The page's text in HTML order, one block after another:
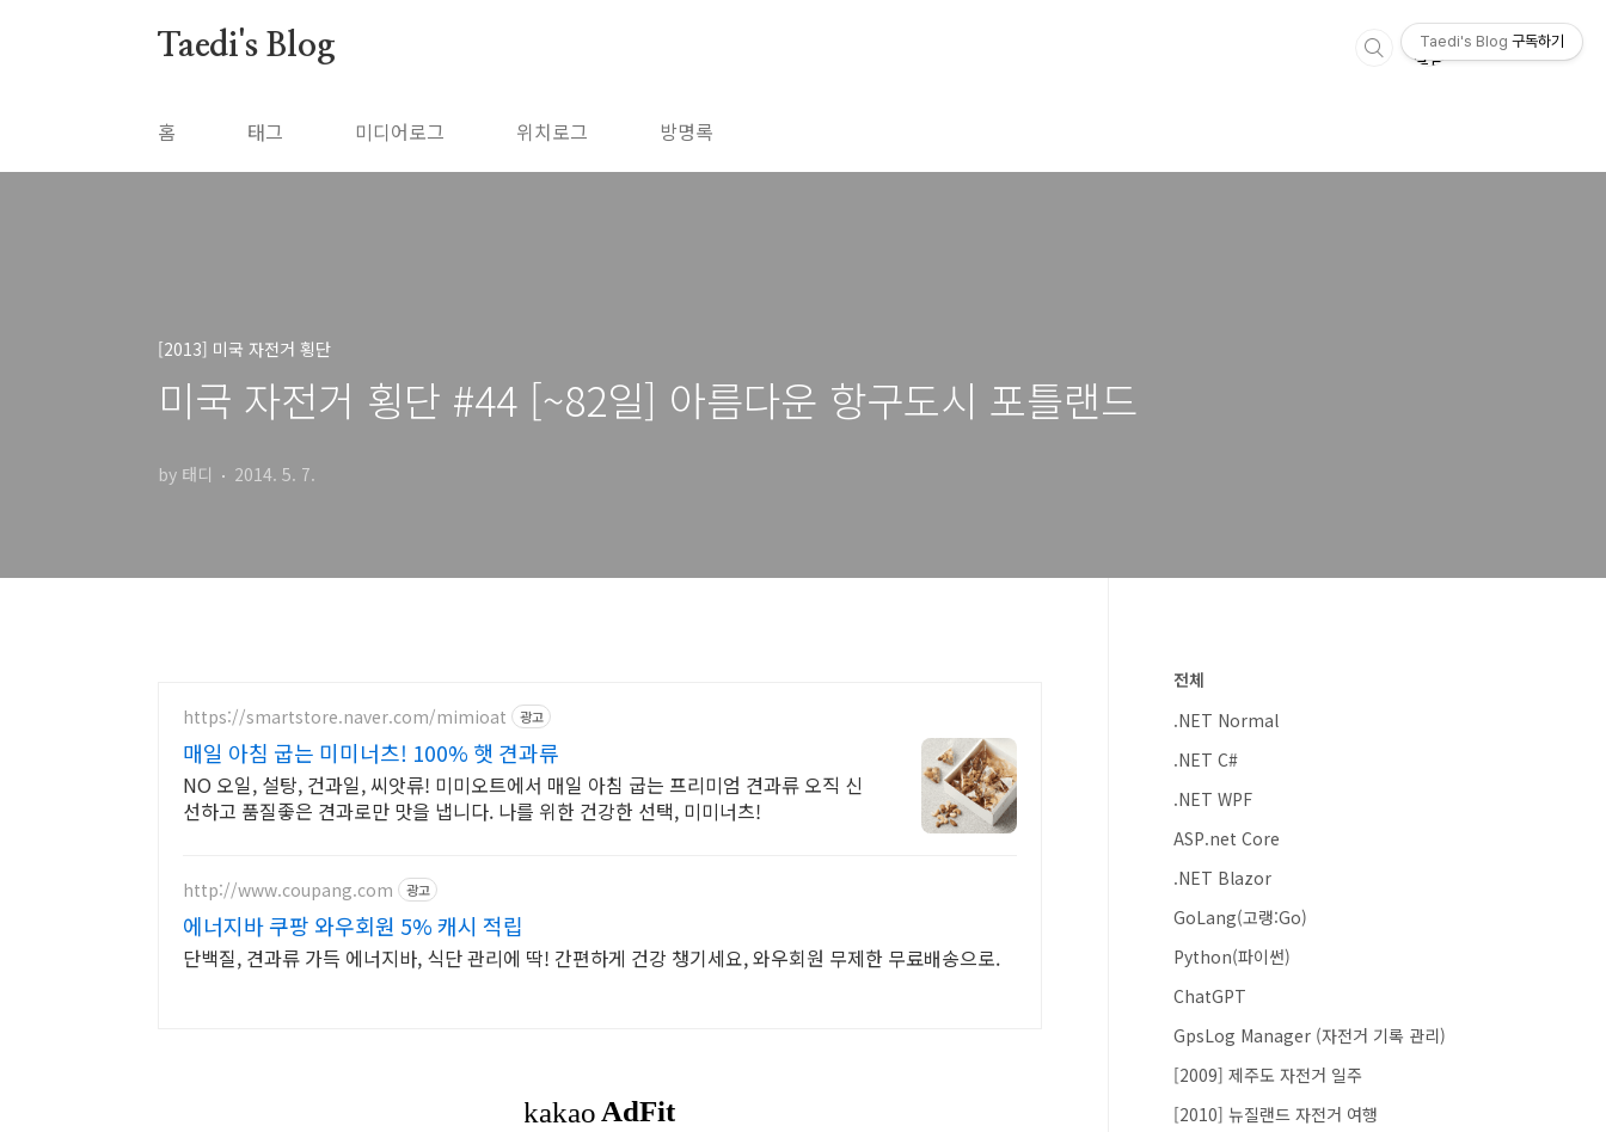
Taedi's Blog
홈 태그 미디어로그 위치로그 방명록
[2013] 미국 자전거 횡단
미국 자전거 횡단 #44 [~82일] 아름다운 항구도시 포틀랜드
by 태디 2014. 5. 7.
https://smartstore.naver.com/mimioat 광고
매일 아침 굽는 미미너츠! 100% 햇 견과류
NO 오일, 설탕, 건과일, 씨앗류! 미미오트에서 매일 아침 굽는 프리미엄 견과류 오직 신
선하고 품질좋은 견과로만 맛을 냅니다. 나를 위한 건강한 선택, 미미너츠!
http://www.coupang.com 광고
에너지바 쿠팡 와우회원 5% 캐시 적립
단백질, 견과류 가득 에너지바, 식단 관리에 딱! 간편하게 건강 챙기세요, 와우회원 무제한 무료배송으로.
전체
.NET Normal
.NET C#
.NET WPF
ASP.net Core
.NET Blazor
GoLang(고랭:Go)
Python(파이썬)
ChatGPT
GpsLog Manager (자전거 기록 관리)
[2009] 제주도 자전거 일주
[2010] 뉴질랜드 자전거 여행
Taedi's Blog 구독하기